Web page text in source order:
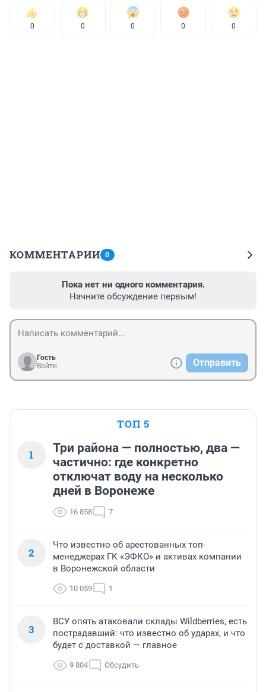
0 0 0 0 0
КОММЕНТАРИИ 0
Пока нет ни одного комментария.
Начните обсуждение первым!
Гость
Войти
Отправить
ТОП 5
1
Три района — полностью, два —
частично: где конкретно
отключат воду на несколько
дней в Воронеже
16 858 7
2
Что известно об арестованных топ-
менеджерах ГК «ЭФКО» и активах компании
в Воронежской области
10 059 1
3
ВСУ опять атаковали склады Wildberries, есть
пострадавший: что известно об ударах, и что
будет с доставкой — главное
9 804 Обсудить